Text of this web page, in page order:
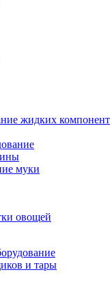
жидких
муки
овощей
и тары